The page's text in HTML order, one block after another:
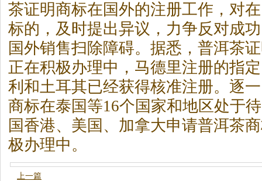
茶证明商标在国外的注册工作，对
标的，及时提出异议，力争反对成
国外销售扫除障碍。据悉，普洱茶
正在积极办理中，马德里注册的指
利和土耳其已经获得核准注册。逐
商标在泰国等16个国家和地区处于
国香港、美国、加拿大申请普洱茶
极办理中。
上一篇